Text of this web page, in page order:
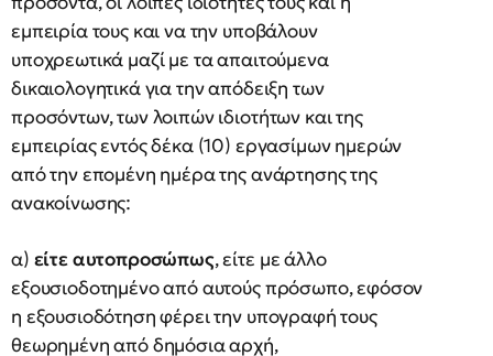
εμπειρία τους και να την υποβάλουν
υποχρεωτικά μαζί με τα απαιτούμενα
δικαιολογητικά για την απόδειξη των
προσόντων, των λοιπών ιδιοτήτων και της
εμπειρίας εντός δέκα (10) εργασίμων ημερών
από την επομένη ημέρα της ανάρτησης της
ανακοίνωσης:
α) είτε αυτοπροσώπως, είτε με άλλο
εξουσιοδοτημένο από αυτούς πρόσωπο, εφόσον
η εξουσιοδότηση φέρει την υπογραφή τους
θεωρημένη από δημόσια αρχή,